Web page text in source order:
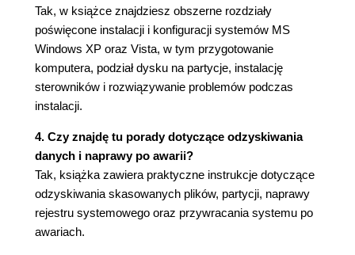
Komputer zawiesza się w trakcie procedury
POST (126)
Po uruchomieniu komputera występuje błąd
CMOS (133)
Komputer automatycznie przechodzi do
procedury POST (134)
Problemy z dyskami twardymi i innymi napędami
(135)
BIOS nie rozpoznaje dysków twardych i
napędów optycznych (135)
Primary/Secondary IDE channel no 80
Tak, w książce znajdziesz obszerne rozdziały
poświęcone instalacji i konfiguracji systemów MS
Windows XP oraz Vista, w tym przygotowanie
komputera, podział dysku na partycje, instalację
sterowników i rozwiązywanie problemów podczas
instalacji.
4. Czy znajdę tu porady dotyczące odzyskiwania
danych i naprawy po awarii?
Tak, książka zawiera praktyczne instrukcje dotyczące
odzyskiwania skasowanych plików, partycji, naprawy
rejestru systemowego oraz przywracania systemu po
awariach.